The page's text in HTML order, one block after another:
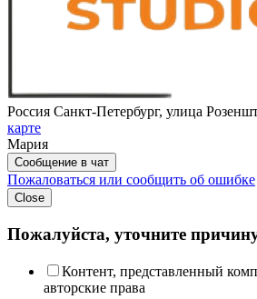
Россия Санкт-Петербург, улица
карте
Мария
Сообщение в чат
Пожаловаться или сообщить об ошибке
Close
Пожалуйста, уточните
Контент, представленный
авторские права